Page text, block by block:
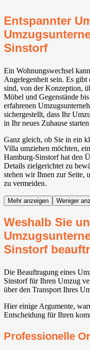
Entspannter
Sinstorf
Ein Wohnungswechsel
Angelegenheit sein. Es
sind, von der Konzeption,
Möbel und Gegenstände
erfahrenen
sichergestellt, dass Ihr
in Ihr neues Zuhause
Ganz gleich, ob Sie in ein
Villa umziehen möchten,
Hamburg-Sinstorf hat den
Details zielgerichtet zu
stehen wir Ihnen zur Seite,
zu vermeiden.
Mehr anzeigen Weniger
Weshalb Sie
Sinstorf
Die Beauftragung eines
Sinstorf für Ihren Umzug
über den Transport Ihres
Hier einige Argumente,
Entscheidung für Ihren
Professionelle